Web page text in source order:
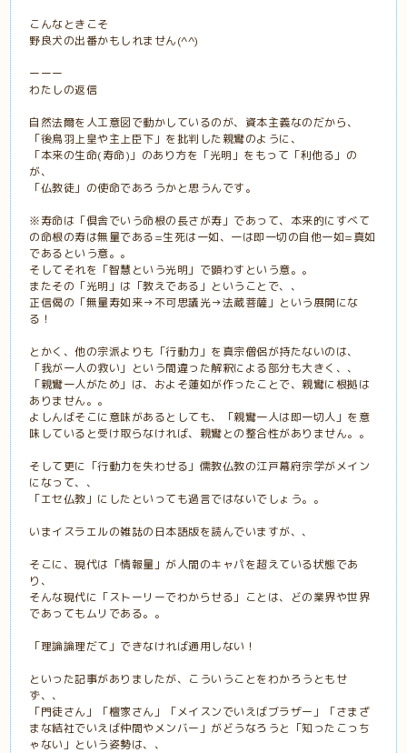
こんなときこそ
野良犬の出番かもしれません(^^)
ーーー
わたしの返信
自然法爾を人工意図で動かしているのが、資本主義なのだから、
「後鳥羽上皇や主上臣下」を批判した親鸞のように、
「本来の生命(寿命)」のあり方を「光明」をもって「利他る」の
が、
「仏教徒」の使命であろうかと思うんです。
※寿命は「倶舎でいう命根の長さが寿」であって、本来的にすべて
の命根の寿は無量である=生死は一如、一は即一切の自他一如=真如
であるという意。。
そしてそれを「智慧という光明」で顕わすという意。。
またその「光明」は「教えである」ということで、、
正信偈の「無量寿如来→不可思議光→法蔵菩薩」という展開にな
る！
とかく、他の宗派よりも「行動力」を真宗僧侶が持たないのは、
「我が一人の救い」という間違った解釈による部分も大きく、、
「親鸞一人がため」は、およそ蓮如が作ったことで、親鸞に根拠は
ありません。。
よしんばそこに意味があるとしても、「親鸞一人は即一切人」を意
味していると受け取らなければ、親鸞との整合性がありません。。
そして更に「行動力を失わせる」儒教仏教の江戸幕府宗学がメイン
になって、、
「エセ仏教」にしたといっても過言ではないでしょう。。
いまイスラエルの雑誌の日本語版を読んでいますが、、
そこに、現代は「情報量」が人間のキャパを超えている状態であ
り、
そんな現代に「ストーリーでわからせる」ことは、どの業界や世界
であってもムリである。。
「理論論理だて」できなければ通用しない！
といった記事がありましたが、こういうことをわかろうともせ
ず、、
「門徒さん」「檀家さん」「メイスンでいえばブラザー」「さまざ
まな結社でいえば仲間やメンバー」がどうなろうと「知ったこっち
ゃない」という姿勢は、、